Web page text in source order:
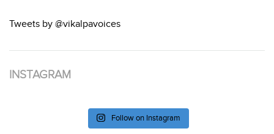
Tweets by @vikalpavoices
INSTAGRAM
Follow on Instagram